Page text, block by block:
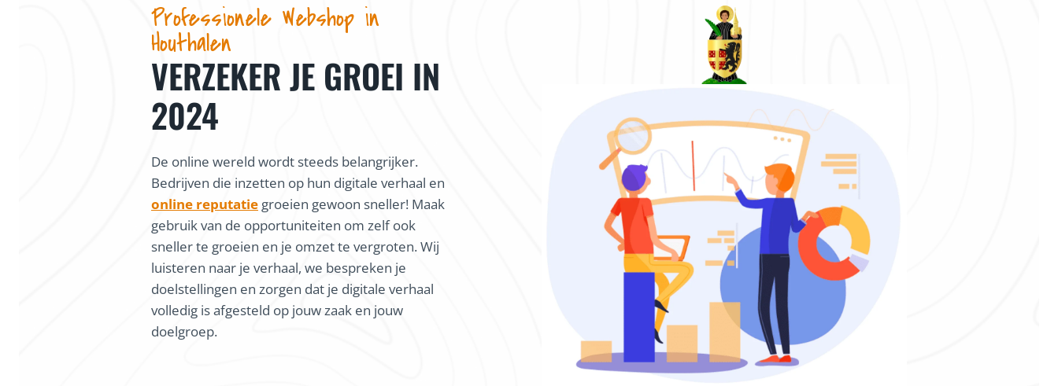
Professionele Webshop in
Houthalen
VERZEKER JE GROEI IN
2024
De online wereld wordt steeds belangrijker.
Bedrijven die inzetten op hun digitale verhaal en
online reputatie groeien gewoon sneller! Maak
gebruik van de opportuniteiten om zelf ook
sneller te groeien en je omzet te vergroten. Wij
luisteren naar je verhaal, we bespreken je
doelstellingen en zorgen dat je digitale verhaal
volledig is afgesteld op jouw zaak en jouw
doelgroep.